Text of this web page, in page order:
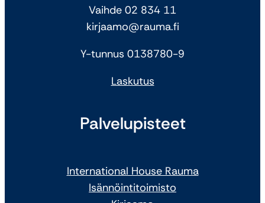
Vaihde 02 834 11
kirjaamo@rauma.fi
Y-tunnus 0138780-9
Laskutus
Palvelupisteet
International House Rauma
Isännöintitoimisto